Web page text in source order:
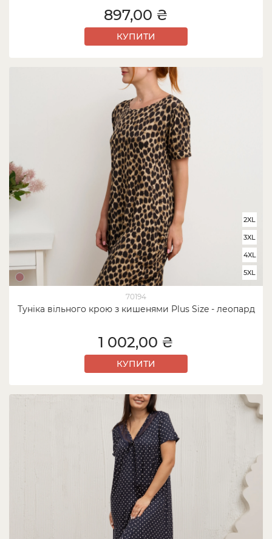
897,00 ₴
КУПИТИ
70194
Туніка вільного крою з кишенями Plus Size - леопард
2XL
3XL
4XL
5XL
1 002,00 ₴
КУПИТИ